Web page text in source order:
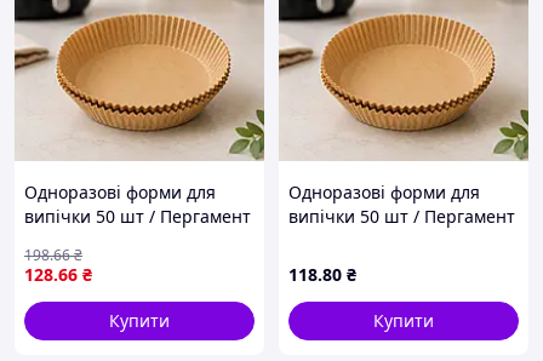
Одноразові форми для
випічки 50 шт / Пергамент
Паперові вкладиші для
аерофритюрниці
128.66 ₴
198.66₴
Купити
Одноразові форми для
випічки 50 шт / Пергамент
Паперові вкладиші для
аерофритюрниці
118.80 ₴
Купити